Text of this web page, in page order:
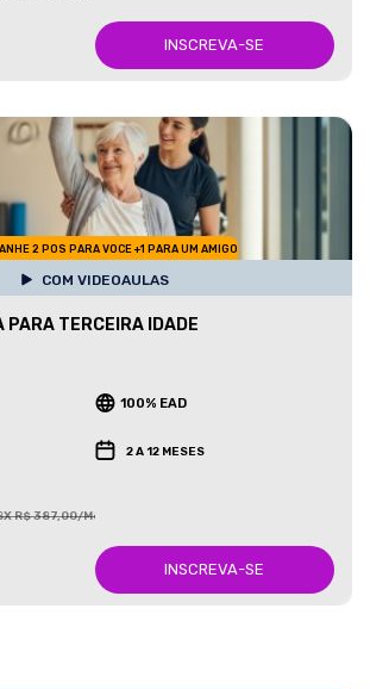
INSCREVA-SE
2 POS PARA VOCE +1 PARA UM AMIGO
COM VIDEOAULAS
TERCEIRA IDADE
100% EAD
2 A 12 MESES
R$ 387,00/Mês
INSCREVA-SE